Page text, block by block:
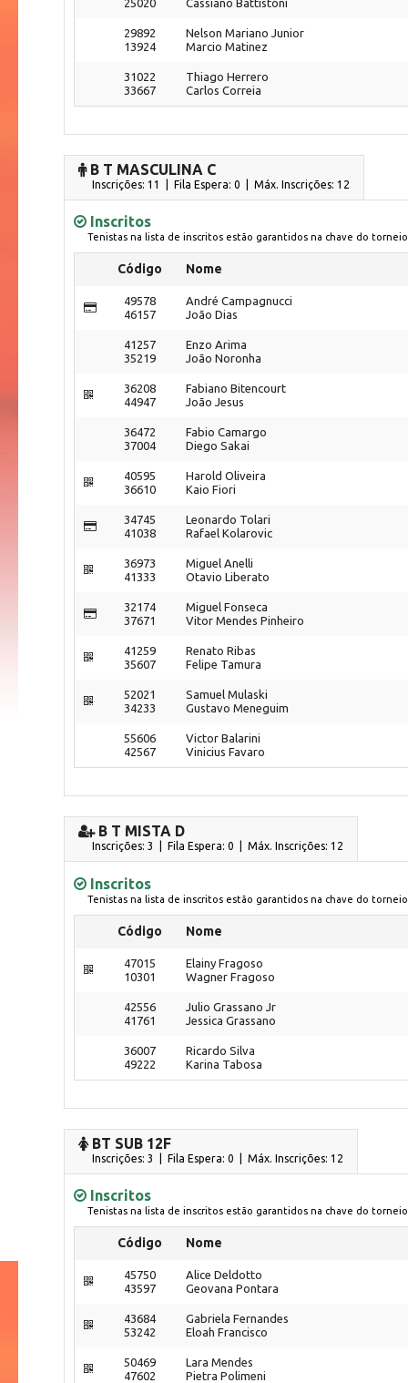
25020 Cassiano Battistoni
29892
13924
Nelson Mariano Junior
Marcio Matinez
31022
33667
Thiago Herrero
Carlos Correia
B T MASCULINA C
Inscrições: 11 | Fila Espera: 0 | Máx. Inscrições: 12
Inscritos
Tenistas na lista de inscritos estão garantidos na chave do torneio
Código Nome
49578
46157
André Campagnucci
João Dias
41257
35219
Enzo Arima
João Noronha
36208
44947
Fabiano Bitencourt
João Jesus
36472
37004
Fabio Camargo
Diego Sakai
40595
36610
Harold Oliveira
Kaio Fiori
34745
41038
Leonardo Tolari
Rafael Kolarovic
36973
41333
Miguel Anelli
Otavio Liberato
32174
37671
Miguel Fonseca
Vitor Mendes Pinheiro
41259
35607
Renato Ribas
Felipe Tamura
52021
34233
Samuel Mulaski
Gustavo Meneguim
55606
42567
Victor Balarini
Vinicius Favaro
B T MISTA D
Inscrições: 3 | Fila Espera: 0 | Máx. Inscrições: 12
Inscritos
Tenistas na lista de inscritos estão garantidos na chave do torneio
Código Nome
47015
10301
Elainy Fragoso
Wagner Fragoso
42556
41761
Julio Grassano Jr
Jessica Grassano
36007
49222
Ricardo Silva
Karina Tabosa
BT SUB 12F
Inscrições: 3 | Fila Espera: 0 | Máx. Inscrições: 12
Inscritos
Tenistas na lista de inscritos estão garantidos na chave do torneio
Código Nome
45750
43597
Alice Deldotto
Geovana Pontara
43684
53242
Gabriela Fernandes
Eloah Francisco
50469
47602
Lara Mendes
Pietra Polimeni